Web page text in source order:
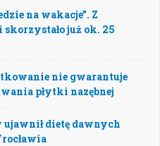
na wakacje”. Z
skorzystało już ok. 25
nie gwarantuje
płytki nazębnej
ujawnił dietę dawnych